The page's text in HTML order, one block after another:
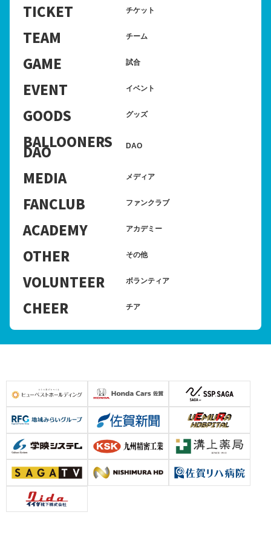
TICKET チケット
TEAM チーム
GAME 試合
EVENT イベント
GOODS グッズ
BALLOONERS
DAO DAO
MEDIA メディア
FANCLUB ファンクラブ
ACADEMY アカデミー
OTHER その他
VOLUNTEER ボランティア
CHEER チア